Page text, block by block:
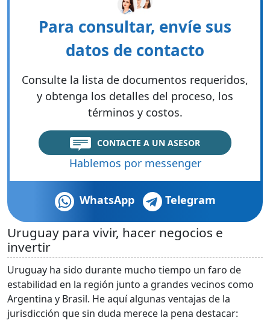
Para consultar, envíe sus
datos de contacto
Consulte la lista de documentos requeridos,
y obtenga los detalles del proceso, los
términos y costos.
CONTACTE A UN ASESOR
Hablemos por messenger
WhatsApp Telegram
Uruguay para vivir, hacer negocios e
invertir
Uruguay ha sido durante mucho tiempo un faro de
estabilidad en la región junto a grandes vecinos como
Argentina y Brasil. He aquí algunas ventajas de la
jurisdicción que sin duda merece la pena destacar: